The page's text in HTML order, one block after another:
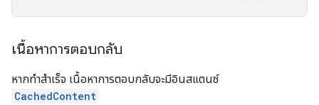
เนื้อหาการตอบกลับ
หากทำสำเร็จ เนื้อหาการตอบกลับจะมีอินสแตนซ์
CachedContent